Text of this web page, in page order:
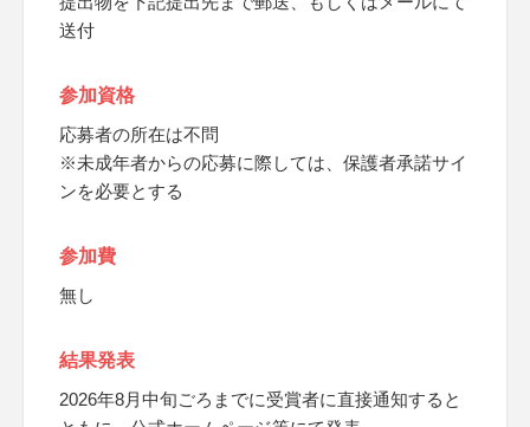
送付
参加資格
応募者の所在は不問
※未成年者からの応募に際しては、保護者承諾サイ
ンを必要とする
参加費
無し
結果発表
2026年8月中旬ごろまでに受賞者に直接通知すると